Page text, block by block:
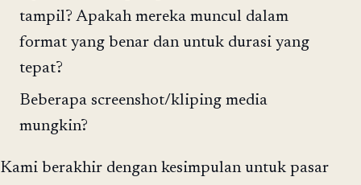
tampil? Apakah mereka muncul dalam
format yang benar dan untuk durasi yang
tepat?
Beberapa screenshot/kliping media
mungkin?
Kami berakhir dengan kesimpulan untuk pasar